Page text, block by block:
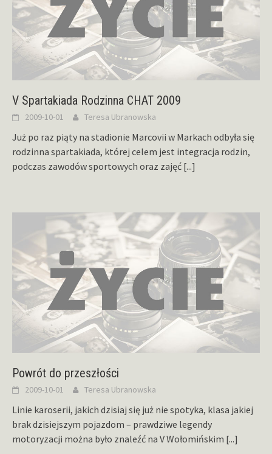
V Spartakiada Rodzinna CHAT 2009
2009-10-01 Teresa Ubranowska
Już po raz piąty na stadionie Marcovii w Markach odbyła się
rodzinna spartakiada, której celem jest integracja rodzin,
podczas zawodów sportowych oraz zajęć [...]
Powrót do przeszłości
2009-10-01 Teresa Ubranowska
Linie karoserii, jakich dzisiaj się już nie spotyka, klasa jakiej
brak dzisiejszym pojazdom – prawdziwe legendy
motoryzacji można było znaleźć na V Wołomińskim [...]